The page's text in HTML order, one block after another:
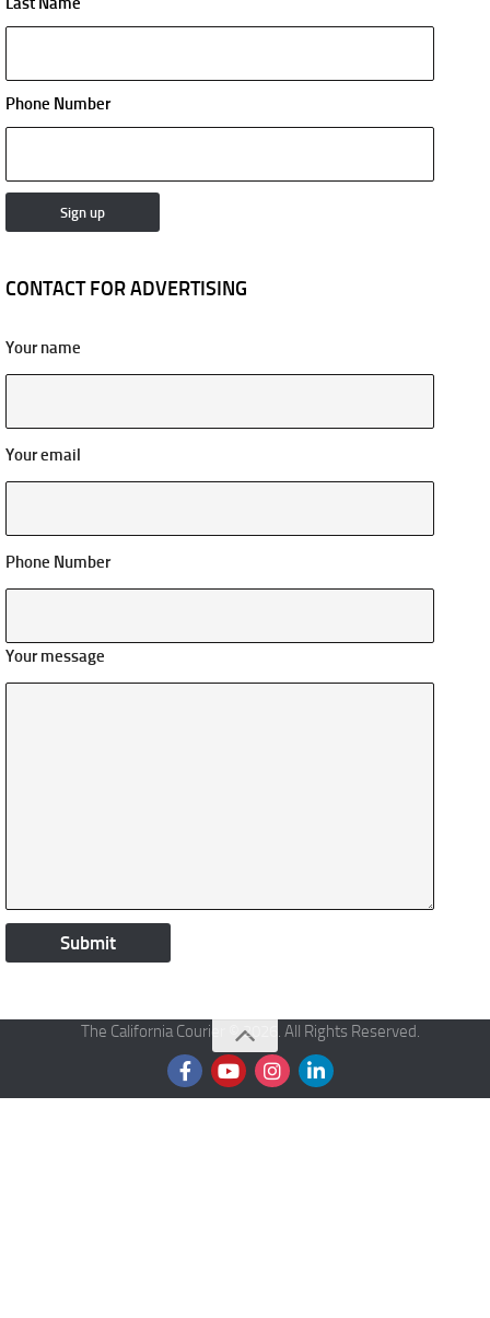
Phone Number
CONTACT FOR ADVERTISING
Your name
Your email
Phone Number
Your message
The California Courier © 2026. All Rights Reserved.